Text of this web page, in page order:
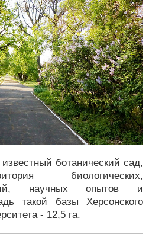
ботанический сад,
биологических,
научных опытов и
такой базы Херсонского
- 12,5 га.